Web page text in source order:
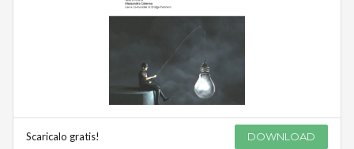
Scaricalo gratis! DOWNLOAD